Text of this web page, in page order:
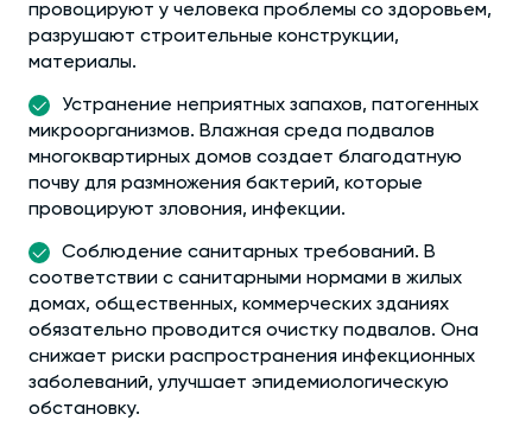
провоцируют у человека проблемы со здоровьем,
разрушают строительные конструкции,
материалы.
Устранение неприятных запахов, патогенных
микроорганизмов. Влажная среда подвалов
многоквартирных домов создает благодатную
почву для размножения бактерий, которые
провоцируют зловония, инфекции.
Соблюдение санитарных требований. В
соответствии с санитарными нормами в жилых
домах, общественных, коммерческих зданиях
обязательно проводится очистку подвалов. Она
снижает риски распространения инфекционных
заболеваний, улучшает эпидемиологическую
обстановку.